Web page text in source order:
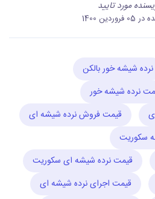
مورد تایید
در 05 فروردين 1400
نرده شیشه خور بالکن
نرده شیشه خور
قیمت فروش نرده شیشه ای
سکوریت
قیمت نرده شیشه ای سکوریت
قیمت اجرای نرده شیشه ای